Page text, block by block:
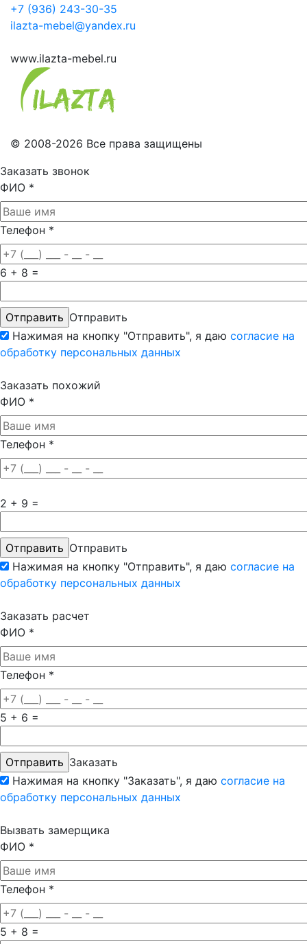
+7 (936) 243-30-35
ilazta-mebel@yandex.ru
www.ilazta-mebel.ru
© 2008-2026 Все права защищены
Заказать звонок
ФИО *
Телефон *
6 + 8 =
Отправить
Нажимая на кнопку "Отправить", я даю согласие на
обработку персональных данных
Заказать похожий
ФИО *
Телефон *
2 + 9 =
Отправить
Нажимая на кнопку "Отправить", я даю согласие на
обработку персональных данных
Заказать расчет
ФИО *
Телефон *
5 + 6 =
Заказать
Нажимая на кнопку "Заказать", я даю согласие на
обработку персональных данных
Вызвать замерщика
ФИО *
Телефон *
5 + 8 =